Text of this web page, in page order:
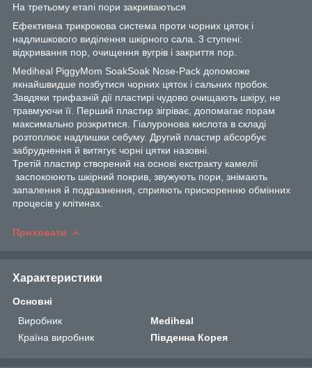
На третьому етапі пори закриваються
Ефективна трикрокова система проти чорних цяток і
надлишкового виділення шкірного сала. 3 ступені:
відкривання пор, очищення вугрів і закриття пор.
Mediheal PiggyMom SoakSoak Nose-Pack допоможе
якнайшвидше позбутися чорних цяток і сальних пробок.
Завдяки трифазній дії пластирі чудово очищають шкіру, не
травмуючи її. Перший пластир зігріває, допомагає порам
максимально розкритися. Гіалуронова кислота в складі
розтоплює надлишки себуму. Другий пластир абсорбує
забруднення й витягує чорні цятки назовні.
Третій пластир створений на основі екстракту камелії
заспокоюють шкірний покрив, звужують пори, знімають
запалення й подразнення, сприяють прискоренню обмінних
процесів у клітинах.
Приховати
Характеристики
Основні
Виробник
Mediheal
Країна виробник
Південна Корея